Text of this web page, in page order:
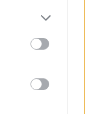
ameddig ki